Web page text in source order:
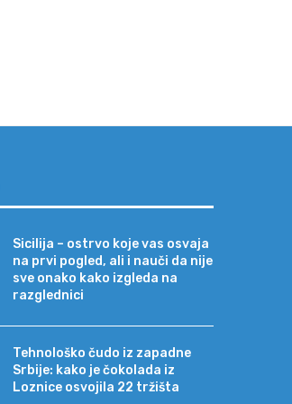
Sicilija – ostrvo koje vas osvaja
na prvi pogled, ali i nauči da nije
sve onako kako izgleda na
razglednici
Tehnološko čudo iz zapadne
Srbije: kako je čokolada iz
Loznice osvojila 22 tržišta